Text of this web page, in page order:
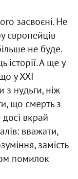
засвоєні. Не
європейців
не буде.
історії. А ще у
у ХХІ
з нудьги, ніж
що смерть з
вкрай
вважати,
замість
помилок